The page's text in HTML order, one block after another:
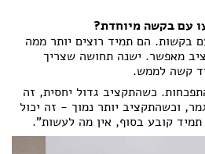
עם בקשה מיוחדת?
בקשות. הם תמיד רוצים יותר ממה
מאפשר. ישנה תחושה שצריך
קשה לממש.
כשהתקציב גדול יחסית, זה
וכשהתקציב יותר נמוך - זה יכול
קובע בסוף, אין מה לעשות".